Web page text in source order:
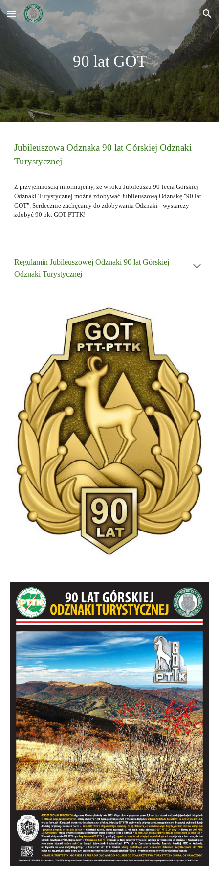
Skip to main content Skip to navigation
90 lat GOT
Jubileuszowa Odznaka 90 lat Górskiej Odznaki
Turystycznej
Z przyjemnością informujemy, że w roku Jubileuszu 90-lecia Górskiej
Odznaki Turystycznej można zdobywać Jubileuszową Odznakę "90 lat
GOT". Serdecznie zachęcamy do zdobywania Odznaki - wystarczy
zdobyć 90 pkt GOT PTTK!
Regulamin Jubileuszowej Odznaki 90 lat Górskiej
Odznaki Turystycznej